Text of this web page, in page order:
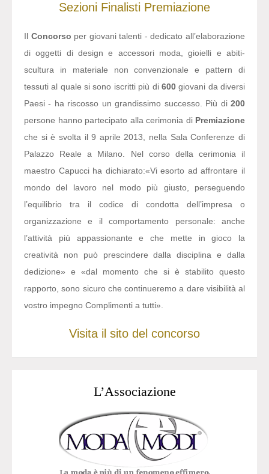
Sezioni Finalisti Premiazione
Il Concorso per giovani talenti - dedicato all’elaborazione
di oggetti di design e accessori moda, gioielli e abiti-
scultura in materiale non convenzionale e pattern di
tessuti al quale si sono iscritti più di 600giovani da diversi
Paesi - ha riscosso un grandissimo successo. Più di 200
persone hanno partecipato alla cerimonia di Premiazione
che si è svolta il 9 aprile 2013, nella Sala Conferenze di
Palazzo Reale a Milano. Nel corso della cerimonia il
maestro Capucci ha dichiarato:«Vi esorto ad affrontare il
mondo del lavoro nel modo più giusto, perseguendo
l’equilibrio tra il codice di condotta dell’impresa o
organizzazione e il comportamento personale: anche
l’attività più appassionante e che mette in gioco la
creatività non può prescindere dalla disciplina e dalla
dedizione» e «dal momento che si è stabilito questo
rapporto, sono sicuro che continueremo a dare visibilità al
vostro impegno Complimenti a tutti».
Visita il sito del concorso
L’Associazione